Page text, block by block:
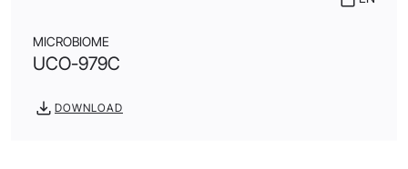
MICROBIOME
UCO-979C
DOWNLOAD